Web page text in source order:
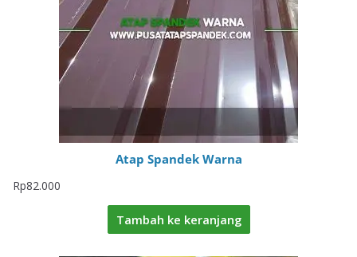
Atap Spandek Warna
Rp82.000
Tambah ke keranjang